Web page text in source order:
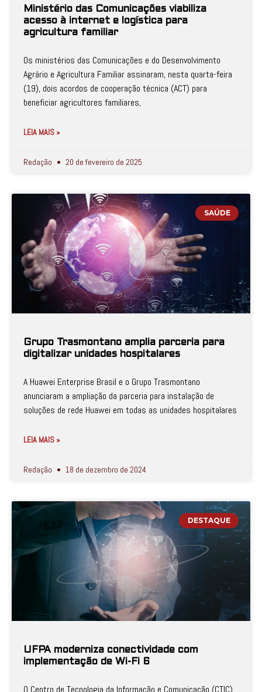
Ministério das Comunicações viabiliza
acesso à internet e logística para
agricultura familiar
Os ministérios das Comunicações e do Desenvolvimento
Agrário e Agricultura Familiar assinaram, nesta quarta-feira
(19), dois acordos de cooperação técnica (ACT) para
beneficiar agricultores familiares,
LEIA MAIS »
Redação 20 de fevereiro de 2025
SAÚDE
Grupo Trasmontano amplia parceria para
digitalizar unidades hospitalares
A Huawei Enterprise Brasil e o Grupo Trasmontano
anunciaram a ampliação da parceria para instalação de
soluções de rede Huawei em todas as unidades hospitalares
LEIA MAIS »
Redação 18 de dezembro de 2024
DESTAQUE
UFPA moderniza conectividade com
implementação de Wi-Fi 6
O Centro de Tecnologia da Informação e Comunicação (CTIC)